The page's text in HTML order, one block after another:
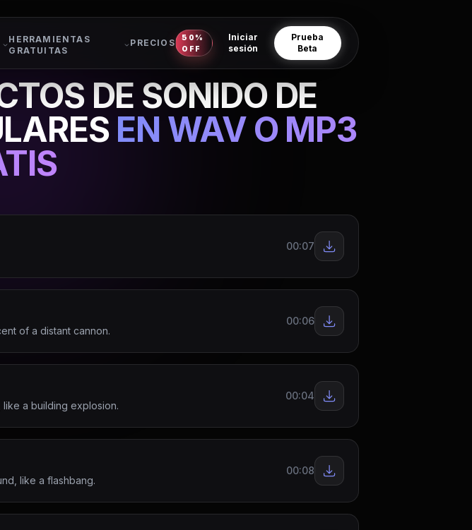
HERRAMIENTAS
GRATUITAS
PRECIOS
50%
OFF
Iniciar
sesión
Prueba
Beta
DE SONIDO DE
EN WAV O MP3
00:07
of a distant cannon.
00:06
a building explosion.
00:04
like a flashbang.
00:08